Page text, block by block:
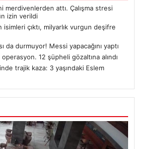
merdivenlerden attı. Çalışma stresi
izin verildi
çıktı, milyarlık vurgun deşifre
da durmuyor! Messi yapacağını yaptı
operasyon. 12 şüpheli gözaltına alındı
trajik kaza: 3 yaşındaki Eslem